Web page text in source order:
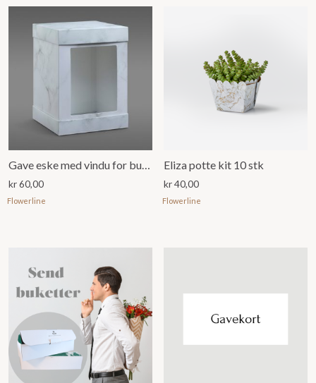
Gave eske med vindu for bukett eller dekorasjon, Marmor
kr60,00
Flowerline
Eliza potte kit 10 stk
kr40,00
Flowerline